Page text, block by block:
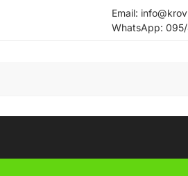
Email:
WhatsApp: